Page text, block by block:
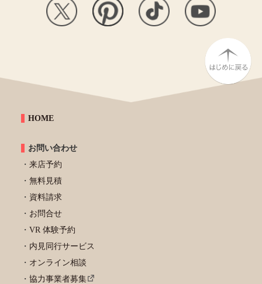
HOME
お問い合わせ
来店予約
無料見積
資料請求
お問合せ
VR 体験予約
内見同行サービス
オンライン相談
協力事業者募集